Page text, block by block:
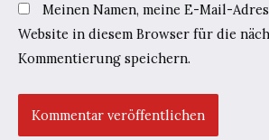
Meinen Namen, meine E-Mail-
Website in diesem Browser für die
Kommentierung speichern.